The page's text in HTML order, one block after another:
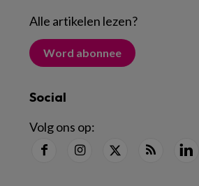
Alle artikelen lezen?
Word abonnee
Social
Volg ons op: